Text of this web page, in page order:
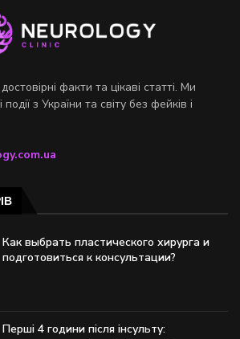
факти та цікаві статті. Ми
з України та світу без фейків і
Как выбрать пластического хирурга и
подготовиться к консультации?
Перші 4 години після інсульту: